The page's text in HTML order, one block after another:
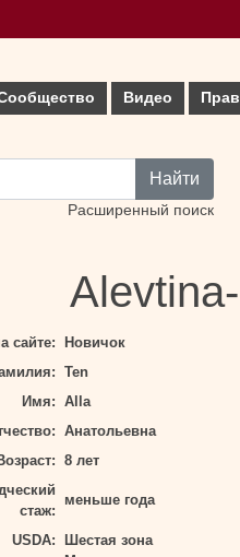
Видео
Найти
Расширенный поиск
сайте:
Новичок
Ten
Имя: Alla
Анатольевна
8 лет
стаж:
меньше года
USDA:
Шестая зона